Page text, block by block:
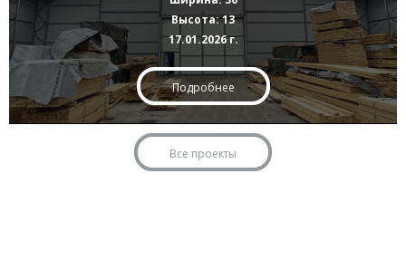
Высота: 13
17.01.2026 г.
Подробнее
Все проекты